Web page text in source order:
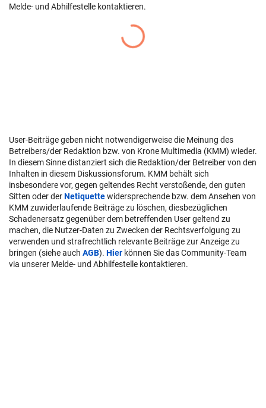
Melde- und Abhilfestelle kontaktieren.
User-Beiträge geben nicht notwendigerweise die Meinung des
Betreibers/der Redaktion bzw. von Krone Multimedia (KMM) wieder.
In diesem Sinne distanziert sich die Redaktion/der Betreiber von den
Inhalten in diesem Diskussionsforum. KMM behält sich
insbesondere vor, gegen geltendes Recht verstoßende, den guten
Sitten oder derNetiquettewidersprechende bzw. dem Ansehen von
KMM zuwiderlaufende Beiträge zu löschen, diesbezüglichen
Schadenersatz gegenüber dem betreffenden User geltend zu
machen, die Nutzer-Daten zu Zwecken der Rechtsverfolgung zu
verwenden und strafrechtlich relevante Beiträge zur Anzeige zu
bringen (siehe auch AGB). Hier können Sie das Community-Team
via unserer Melde- und Abhilfestelle kontaktieren.